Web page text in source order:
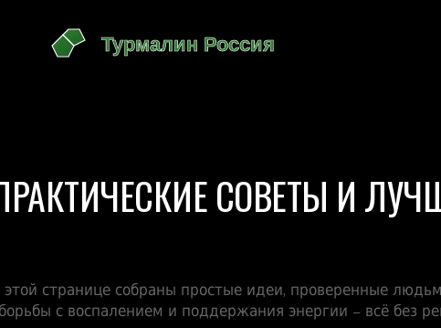
СОВЕТЫ И
странице собраны простые идеи, проверенные
с воспалением и поддержания энергии – всё без